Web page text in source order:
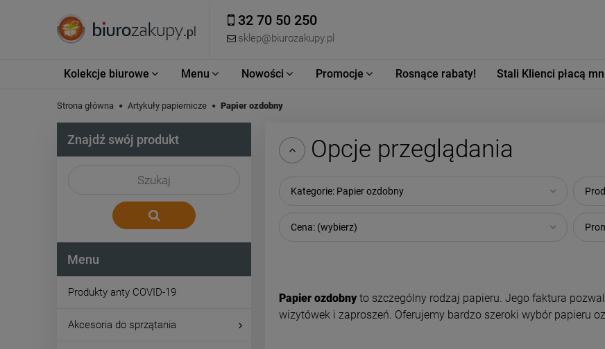
32 70 50 250
sklep@biurozakupy.pl
Kolekcje biurowe Menu Nowości Promocje Rosnące rabaty! Stali Klienci płacą
Strona główna Artykuły papiernicze Papier ozdobny
Znajdź swój produkt
Menu
Produkty anty COVID-19
Akcesoria do sprzątania
Opcje przeglądania
Kategorie: Papier ozdobny
Cena: (wybierz)
Papier ozdobny to szczególny rodzaj papieru. Jego faktura
wizytówek i zaproszeń. Oferujemy bardzo szeroki wybór papieru